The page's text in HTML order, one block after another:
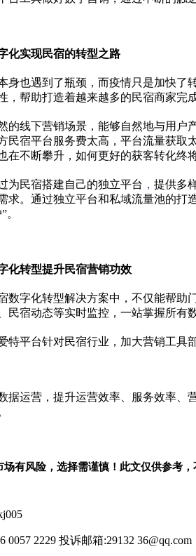
化实现民宿的转型之路
身也遇到了瓶颈，而疫情只是加快了
，帮助打造着越来越多的民宿商家完
的线下营销场景，能够自然地与用
民宿平台服务费太高， 平台流量获取
在不断攀升，如何更好的获客转化终
为民宿搭建自己的独立平台 ， 提供多
求。通过独立平台和私域流量池的打
。
化转型提升民宿营销功效
数字化转型解决方案中，不仅能帮助
民宿动态等实时监控，一站掌握所
特平台针对民宿行业，加大营销工具
据运营，提升运营效率、服务效率、
场有风险，选择需谨慎！此文仅供参考，
0057 2229 投诉邮箱:29132 36@qq.com